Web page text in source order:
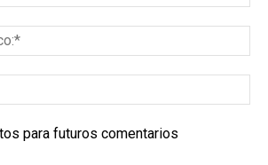
para futuros comentarios